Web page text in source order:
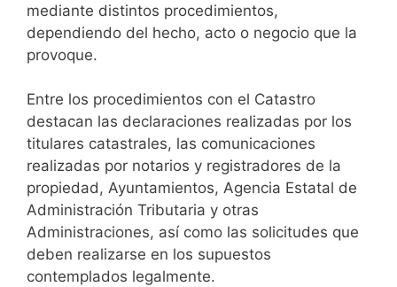
mediante distintos procedimientos,
dependiendo del hecho, acto o negocio que la
provoque.
Entre los procedimientos con el Catastro
destacan las declaraciones realizadas por los
titulares catastrales, las comunicaciones
realizadas por notarios y registradores de la
propiedad, Ayuntamientos, Agencia Estatal de
Administración Tributaria y otras
Administraciones, así como las solicitudes que
deben realizarse en los supuestos
contemplados legalmente.